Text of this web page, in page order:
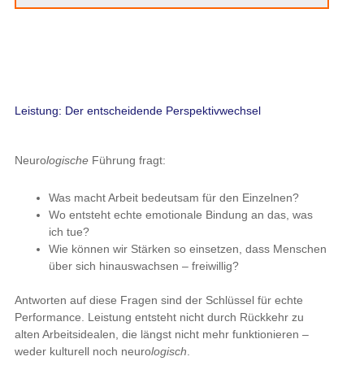
Leistung: Der entscheidende Perspektivwechsel
NeurologischeFührung fragt:
Was macht Arbeit bedeutsam für den Einzelnen?
Wo entsteht echte emotionale Bindung an das, was
ich tue?
Wie können wir Stärken so einsetzen, dass Menschen
über sich hinauswachsen – freiwillig?
Antworten auf diese Fragen sind der Schlüssel für echte
Performance. Leistung entsteht nicht durch Rückkehr zu
alten Arbeitsidealen, die längst nicht mehr funktionieren –
weder kulturell noch neurologisch